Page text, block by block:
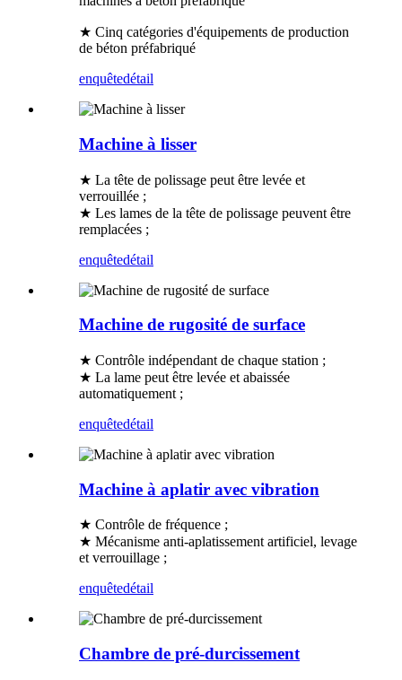
★ Cinq catégories d'équipements de production
de béton préfabriqué
enquêtedétail
Machine à lisser
★ La tête de polissage peut être levée et
verrouillée ;
★ Les lames de la tête de polissage peuvent être
remplacées ;
enquêtedétail
Machine de rugosité de surface
★ Contrôle indépendant de chaque station ;
★ La lame peut être levée et abaissée
automatiquement ;
enquêtedétail
Machine à aplatir avec vibration
★ Contrôle de fréquence ;
★ Mécanisme anti-aplatissement artificiel, levage
et verrouillage ;
enquêtedétail
Chambre de pré-durcissement